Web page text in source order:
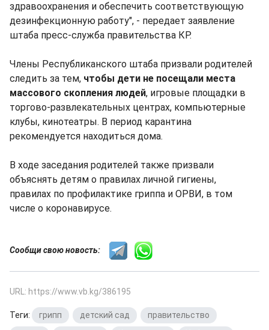
здравоохранения и обеспечить соответствующую
дезинфекционную работу", - передает заявление
штаба пресс-служба правительства КР.
Члены Республиканского штаба призвали родителей
следить за тем, чтобы дети не посещали места
массового скопления людей, игровые площадки в
торгово-развлекательных центрах, компьютерные
клубы, кинотеатры. В период карантина
рекомендуется находиться дома.
В ходе заседания родителей также призвали
объяснять детям о правилах личной гигиены,
правилах по профилактике гриппа и ОРВИ, в том
числе о коронавирусе.
Сообщи свою новость:
URL: https://www.vb.kg/386195
Теги: грипп детский сад правительство